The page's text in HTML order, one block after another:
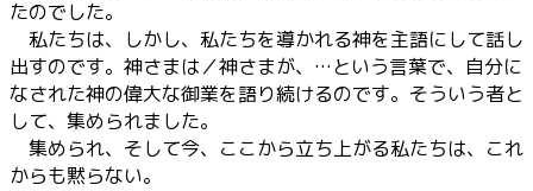
たのでした。
私たちは、しかし、私たちを導かれる神を主語にして話し
出すのです。神さまは／神さまが、…という言葉で、自分に
なされた神の偉大な御業を語り続けるのです。そういう者と
して、集められました。
集められ、そして今、ここから立ち上がる私たちは、これ
からも黙らない。